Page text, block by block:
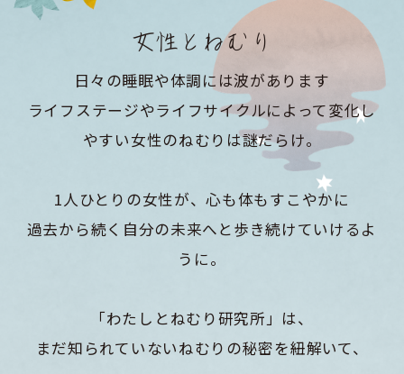
女性とねむり
日々の睡眠や体調には波があります
ライフステージやライフサイクルによって変化し
やすい女性のねむりは謎だらけ。
1人ひとりの女性が、心も体もすこやかに
過去から続く自分の未来へと歩き続けていけるよ
うに。
「わたしとねむり研究所」は、
まだ知られていないねむりの秘密を紐解いて、